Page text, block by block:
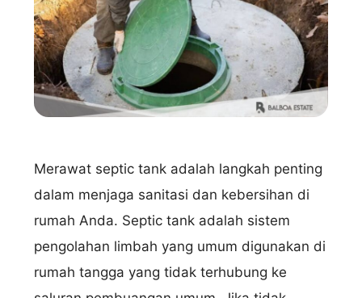
Merawat septic tank adalah langkah penting
dalam menjaga sanitasi dan kebersihan di
rumah Anda. Septic tank adalah sistem
pengolahan limbah yang umum digunakan di
rumah tangga yang tidak terhubung ke